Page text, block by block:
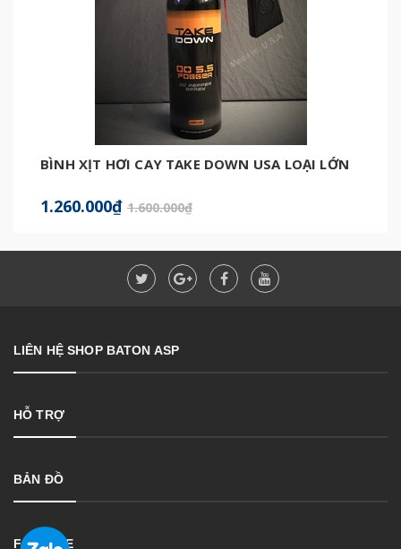
BÌNH XỊT HƠI CAY TAKE DOWN USA LOẠI LỚN
1.260.000₫ 1.600.000₫
LIÊN HỆ SHOP BATON ASP
HỖ TRỢ
BẢN ĐỒ
FANPAGE